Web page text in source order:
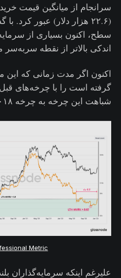
سرانجام از میانگین قیمت
(۲۲.۶ هزار دلار) عبور
سطح، اکنون بسیاری از
اندکی بالاتر از نقطه سربه‌سر
گرفته است را با چرخه‌های
شباهت این چرخه به چرخه ۲۰۱۸-۲۰۱۹ خواهیم شد.
Metric
علیرغم اینکه سرمایه‌گذاران